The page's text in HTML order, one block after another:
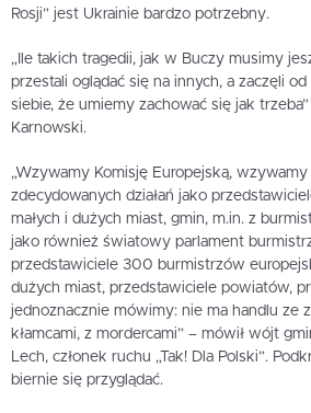
Rosji” jest Ukrainie bardzo potrzebny.
„Ile takich tragedii, jak w Buczy musimy
przestali oglądać się na innych, a zaczęli
siebie, że umiemy zachować się jak
Karnowski.
„Wzywamy Komisję Europejską,
zdecydowanych działań jako
małych i dużych miast, gmin, m.in. z
jako również światowy parlament
przedstawiciele 300 burmistrzów
dużych miast, przedstawiciele powiatów,
jednoznacznie mówimy: nie ma handlu ze
kłamcami, z mordercami” – mówił wójt
Lech, członek ruchu „Tak! Dla Polski”.
biernie się przyglądać.